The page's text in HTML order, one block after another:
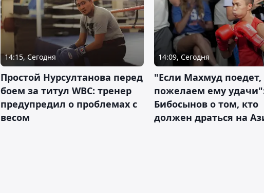
14:15, Сегодня
Простой Нурсултанова перед
боем за титул WBC: тренер
предупредил о проблемах с
весом
14:09, Сегодня
"Если Махмуд
пожелаем ему
Бибосынов о том, кто
должен драться на